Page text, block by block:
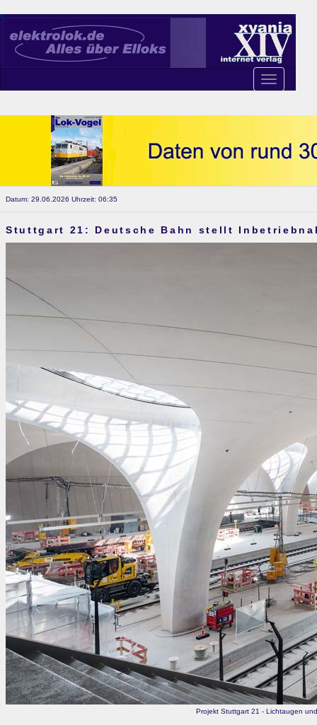
Toggle
navigation
Datum: 29.06.2026 Uhrzeit: 06:35
Stuttgart 21: Deutsche Bahn stellt
Projekt Stuttgart 21 - Lichtaugen